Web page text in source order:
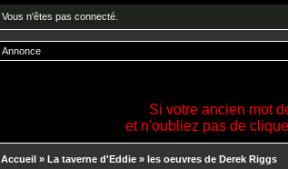
Vous n'êtes pas connecté.
Annonce
Si votre ancien mot
et n'oubliez pas de
Accueil » La taverne d'Eddie » les oeuvres de Derek Riggs